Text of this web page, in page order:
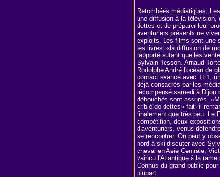
Retombées médiatiques.
une diffusion à la télévision,
dettes et de préparer leur
aventuriers présents ne
exploits. Les films sont une
les livres: «la diffusion de
rapporté autant que les
Sylvain Tesson. Arnaud
Rodolphe André l'océan de
contact avancé avec TF1,
déjà consacrés par les
récompensé samedi à Dijon
débouchés sont assurés.
criblé de dettes» fait- il
finalement que très peu. Le
compétition, deux
d'aventuriers, venus
se rencontrer. On peut y
nord à ski discuter avec
cheval en Asie Centrale;
vaincu l'Atlantique à la rame
Connus du grand public
plupart.